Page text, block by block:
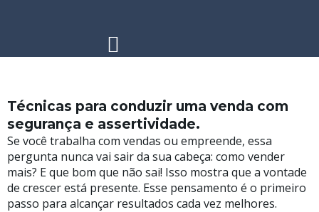
Técnicas para conduzir uma venda com
segurança e assertividade.
Se você trabalha com vendas ou empreende, essa
pergunta nunca vai sair da sua cabeça: como vender
mais? E que bom que não sai! Isso mostra que a vontade
de crescer está presente. Esse pensamento é o primeiro
passo para alcançar resultados cada vez melhores.